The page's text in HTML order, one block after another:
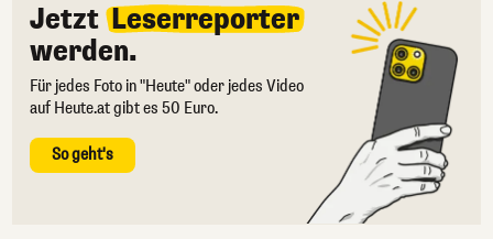
Jetzt Leserreporter
werden.
Für jedes Foto in "Heute" oder jedes Video
auf Heute.at gibt es 50 Euro.
So geht's